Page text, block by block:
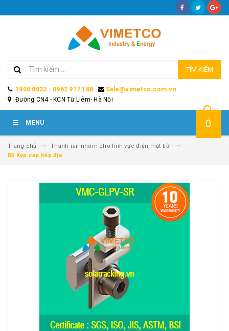
TÌM KIẾM
1900 0032 - 0962 917 188
Sale@vimetco.com.vn
Đường CN4 - KCN Từ Liêm- Hà Nội
MENU 0
Trang chủ
Thanh rail nhôm cho lĩnh vực điện mặt trời
Bộ Kẹp cáp tiếp địa